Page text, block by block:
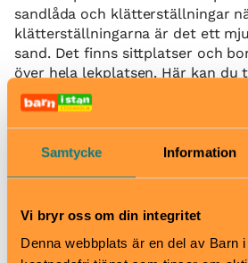
Samtycke Information
Vi bryr oss om din integritet
Denna webbplats är en del av Barn
sandlåda och klätterställningar
klätterställningarna är det ett
sand. Det finns sittplatser och
över hela lekplatsen. Här kan du
direkt anslutning till lekplatsen
bord, som vätter mot en stor
lekplatsen finns en aktivitetspark
asfalterade kullar där man kan
Öppen alla dagar dygnet runt.